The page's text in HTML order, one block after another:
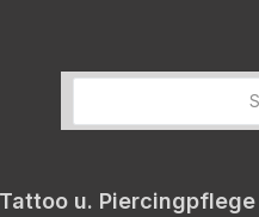
Tattoo u. Piercingpflege